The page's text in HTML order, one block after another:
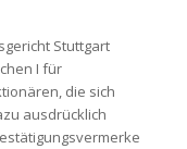
Stuttgart
I für
die sich
ausdrücklich